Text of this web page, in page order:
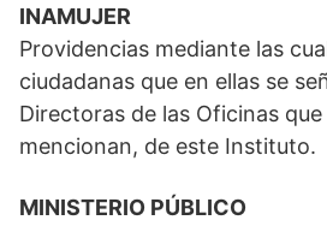
INAMUJER
Providencias mediante las
ciudadanas que en ellas se
Directoras de las Oficinas que
mencionan, de este Instituto.
MINISTERIO PÚBLICO